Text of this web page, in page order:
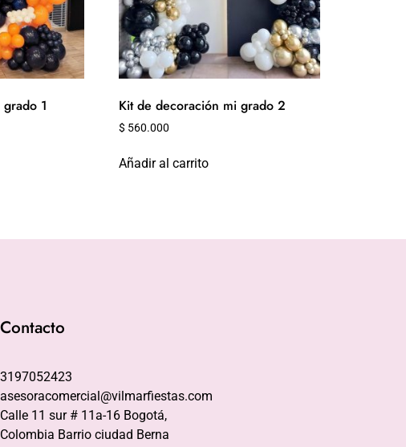
1 Kit de decoración mi grado 2
$ 560.000
Añadir al carrito
Contacto
3197052423
asesoracomercial@vilmarfiestas.com
Calle 11 sur # 11a-16 Bogotá,
Colombia Barrio ciudad Berna